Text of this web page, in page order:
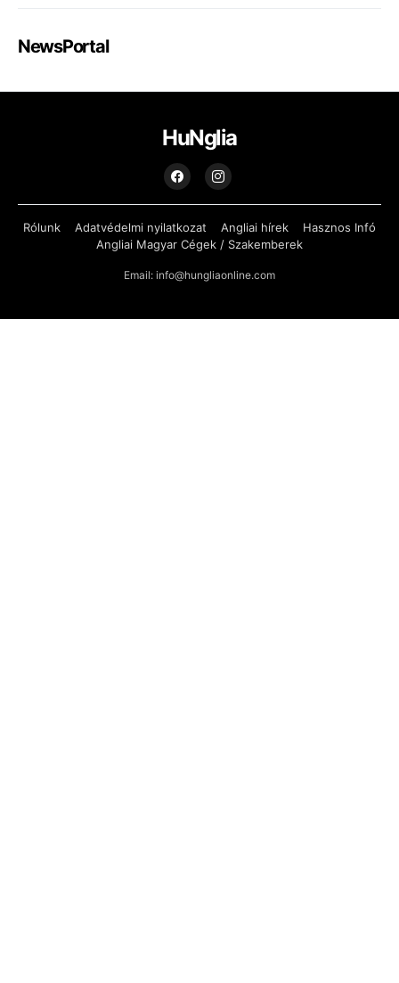
NewsPortal
HuNglia
Rólunk Adatvédelmi nyilatkozat Angliai hírek
Hasznos Infó
Angliai Magyar Cégek / Szakemberek
Email: info@hungliaonline.com